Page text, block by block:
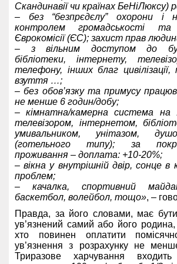
Скандинавії чи країнах БеНіЛюксу)
– без “безпрєдєлу” охорони і
контролем громадськості та
Єврокомісії (ЄС); захист прав
– з вільним доступом до
бібліотеки, інтернету,
телефону, інших благ цивілізації,
взуття …;
– без обов’язку та примусу
не менше 6 годин/добу;
– кімнатна/камерна система на
телевізором, інтернетом,
умивальником, унітазом,
(готельного типу); за
проживання – доплата: +10-20%;
– вікна у внутрішній двір, сонце в
проблем;
– качалка, спортивний
баскетбол, волейбол, тощо», –
Правда, за його словами, має
ув’язнений самий або його
хто повинен оплатити
ув’язнення з розрахунку не
Триразове харчування